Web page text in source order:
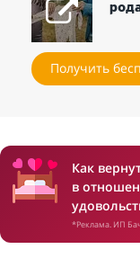
Получить
Как
в
*Реклама. ИП